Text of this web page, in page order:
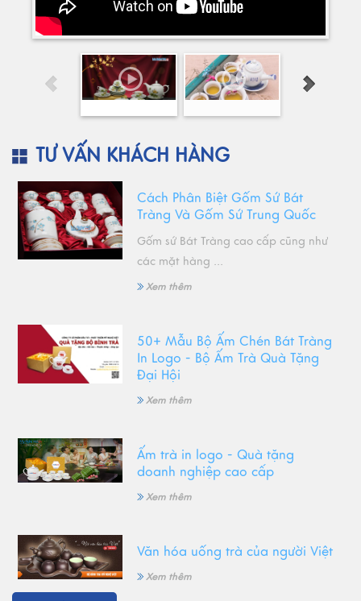
TƯ VẤN KHÁCH HÀNG
Cách Phân Biệt Gốm Sứ Bát
Tràng Và Gốm Sứ Trung Quốc
Gốm sứ Bát Tràng cao cấp cũng như
các mặt hàng ...
Xem thêm
50+ Mẫu Bộ Ấm Chén Bát Tràng
In Logo - Bộ Ấm Trà Quà Tặng
Đại Hội
Xem thêm
Ấm trà in logo - Quà tặng
doanh nghiệp cao cấp
Xem thêm
Văn hóa uống trà của người Việt
Xem thêm